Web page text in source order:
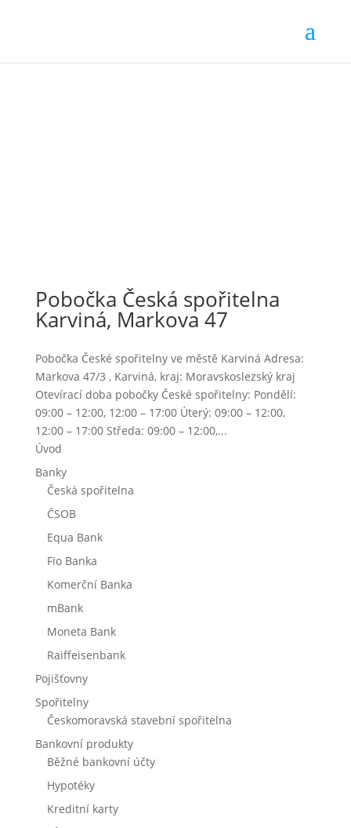
Pobočka Česká spořitelna
Karviná, Markova 47
Pobočka České spořitelny ve městě Karviná Adresa:
Markova 47/3 , Karviná, kraj: Moravskoslezský kraj
Otevírací doba pobočky České spořitelny: Pondělí:
09:00 – 12:00, 12:00 – 17:00 Úterý: 09:00 – 12:00,
12:00 – 17:00 Středa: 09:00 – 12:00,...
Úvod
Banky
Česká spořitelna
ČSOB
Equa Bank
Fio Banka
Komerční Banka
mBank
Moneta Bank
Raiffeisenbank
Pojišťovny
Spořitelny
Českomoravská stavební spořitelna
Bankovní produkty
Běžné bankovní účty
Hypotéky
Kreditní karty